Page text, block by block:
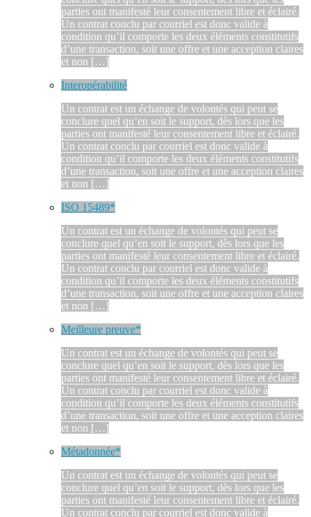
parties ont manifesté leur consentement libre et éclairé.
Un contrat conclu par courriel est donc valide à
condition qu’il comporte les deux éléments constitutifs
d’une transaction, soit une offre et une acception claires
et non […]
Interopérabilité
Un contrat est un échange de volontés qui peut se
conclure quel qu’en soit le support, dès lors que les
parties ont manifesté leur consentement libre et éclairé.
Un contrat conclu par courriel est donc valide à
condition qu’il comporte les deux éléments constitutifs
d’une transaction, soit une offre et une acception claires
et non […]
ISO 15489*
Un contrat est un échange de volontés qui peut se
conclure quel qu’en soit le support, dès lors que les
parties ont manifesté leur consentement libre et éclairé.
Un contrat conclu par courriel est donc valide à
condition qu’il comporte les deux éléments constitutifs
d’une transaction, soit une offre et une acception claires
et non […]
Meilleure preuve*
Un contrat est un échange de volontés qui peut se
conclure quel qu’en soit le support, dès lors que les
parties ont manifesté leur consentement libre et éclairé.
Un contrat conclu par courriel est donc valide à
condition qu’il comporte les deux éléments constitutifs
d’une transaction, soit une offre et une acception claires
et non […]
Métadonnée*
Un contrat est un échange de volontés qui peut se
conclure quel qu’en soit le support, dès lors que les
parties ont manifesté leur consentement libre et éclairé.
Un contrat conclu par courriel est donc valide à